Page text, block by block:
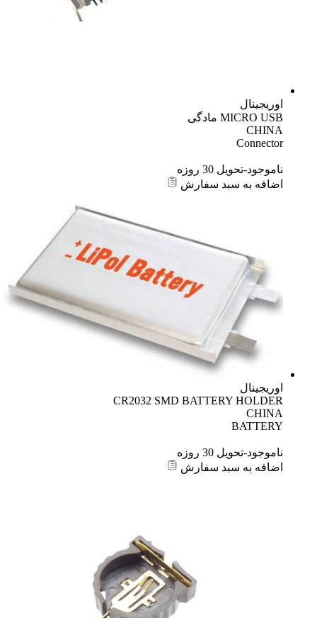
اوریجینال
MICRO USB مادگی
CHINA
Connector
ناموجود-تحویل 30 روزه
اضافه به سبد سفارش
اوریجینال
CR2032 SMD BATTERY HOLDER
CHINA
BATTERY
ناموجود-تحویل 30 روزه
اضافه به سبد سفارش